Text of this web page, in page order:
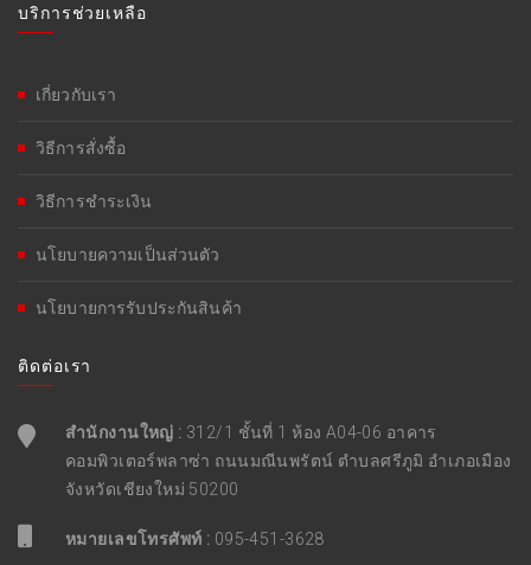
บริการช่วยเหลือ
เกี่ยวกับเรา
วิธีการสั่งซื้อ
วิธีการชำระเงิน
นโยบายความเป็นส่วนตัว
นโยบายการรับประกันสินค้า
ติดต่อเรา
สำนักงานใหญ่ : 312/1 ชั้นที่ 1 ห้อง A04-06 อาคาร
คอมพิวเตอร์พลาซ่า ถนนมณีนพรัตน์ ตำบลศรีภูมิ อำเภอเมือง
จังหวัดเชียงใหม่ 50200
หมายเลขโทรศัพท์ : 095-451-3628